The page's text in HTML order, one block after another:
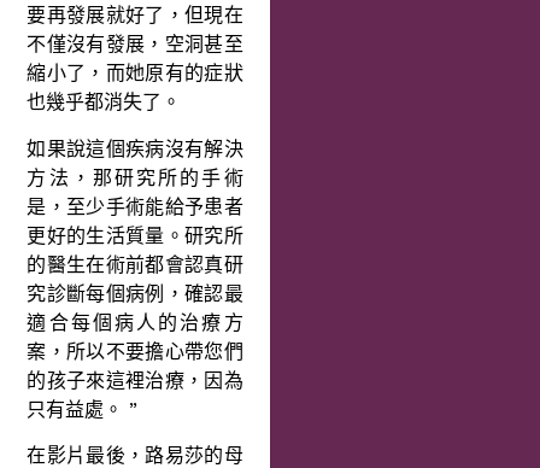
要再發展就好了，但現在
不僅沒有發展，空洞甚至
縮小了，而她原有的症狀
也幾乎都消失了。
如果說這個疾病沒有解決
方法，那研究所的手術
是，至少手術能給予患者
更好的生活質量。研究所
的醫生在術前都會認真研
究診斷每個病例，確認最
適合每個病人的治療方
案，所以不要擔心帶您們
的孩子來這裡治療，因為
只有益處。 ”
在影片最後，路易莎的母